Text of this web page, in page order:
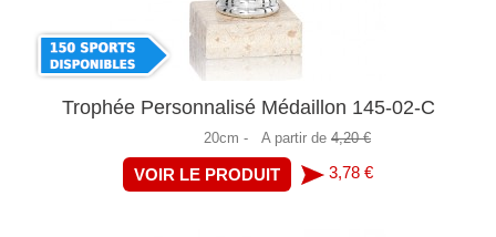
Trophée Personnalisé Médaillon 145-02-C
20cm - A partir de 4,20 €
VOIR LE PRODUIT 3,78 €